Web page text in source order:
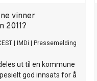
vinner
2011?
IMDi Pressemelding
ut til en kommune
god innsats for å